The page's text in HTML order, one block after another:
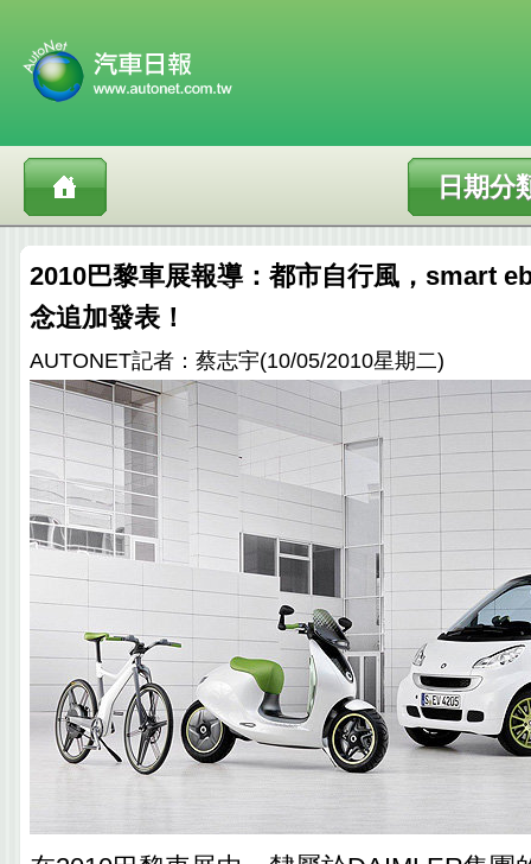
日期分
2010巴黎車展報導：都市自行風，smart
念追加發表！
AUTONET記者：蔡志宇(10/05/2010星期二)